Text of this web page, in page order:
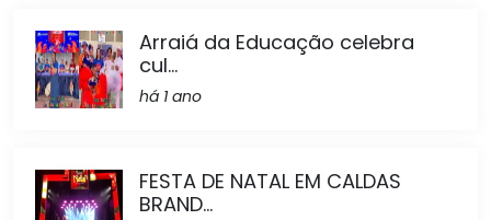
Arraiá da Educação celebra
cul...
há 1 ano
FESTA DE NATAL EM CALDAS
BRAND...